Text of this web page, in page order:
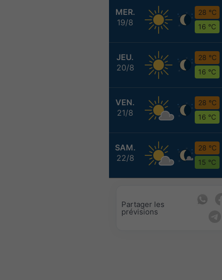
MER.
19/8
28 °C
16 °C
JEU.
20/8
28 °C
16 °C
VEN.
21/8
28 °C
16 °C
SAM.
22/8
28 °C
15 °C
Partager les
prévisions